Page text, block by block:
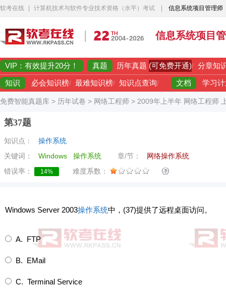
软考在线 计算机技术与软件专业技术资格（水平）考试 信息系统项目管理师
信息系统项目
VIP：有效提升20分！ 真题 历年真题 (可免费开通)/ 分章知
知识 必会知识榜/ 最难知识榜/ 知识点查询/ 文档 学习
免费智能真题库 > 历年试卷 > 网络工程师 > 2009年上半年 网络工程师
第37题
知识点：
操作系统
关键词：
Windows 操作系统 章/节：
网络操作系统
错误率：
14% 难度系数：
Windows Server 2003操作系统中，(37)提供了远程桌面访问。
A. FTP
B. EMail
C. Terminal Service